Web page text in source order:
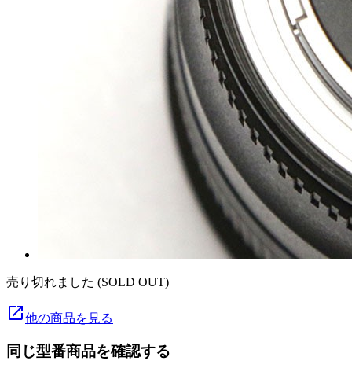
売り切れました (SOLD OUT)
launch他の商品を見る
同じ型番商品を確認する